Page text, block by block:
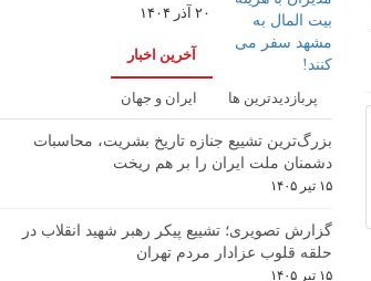
۲۰ آذر ۱۴۰۴
آخرین اخبار
پربازدیدترین ها ایران و جهان
بزرگ‌ترین تشییع جنازه تاریخ بشریت، محاسبات
دشمنان ملت ایران را بر هم ریخت
۱۵ تیر ۱۴۰۵
گزارش تصویری؛ تشییع پیکر رهبر شهید انقلاب در
حلقه قلوب عزادار مردم تهران
۱۵ تیر ۱۴۰۵